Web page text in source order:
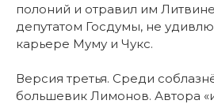
полоний и отравил им
депутатом Госдумы, не
карьере Муму и Чукс.
Версия третья. Среди
большевик Лимонов. Автора